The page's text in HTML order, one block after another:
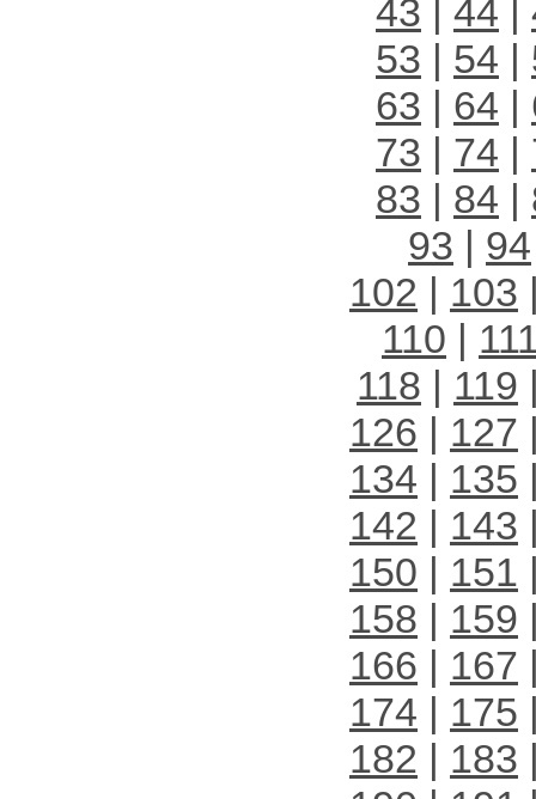
43 44
53 | 54 |
63 | 64 |
73 | 74 |
83 | 84 |
93 | 94
102 | 103
110 |
118 | 119
126 | 127
134 | 135
142 | 143
150 | 151
158 | 159
166 | 167
174 | 175
182 | 183